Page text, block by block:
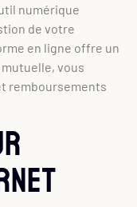
numérique
de votre
en ligne offre un
vous
remboursements